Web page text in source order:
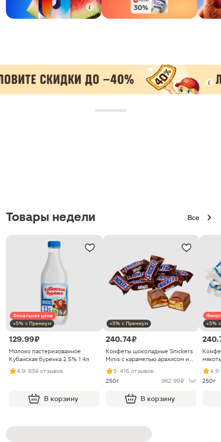
Товары недели Все
Финальная цена
+5% с Премиум
129.99 ₽
Молоко пастеризованное
Кубанская буренка 2.5% 1.4л
4.9· 638 отзывов
В корзину
+5% с Премиум
240.74 ₽
Конфеты шоколадные Snickers
Minis с карамелью арахисом и
нугой
5· 416 отзывов
250г
962.99 ₽ · 1кг
В корзину
+5%
4.9
250г